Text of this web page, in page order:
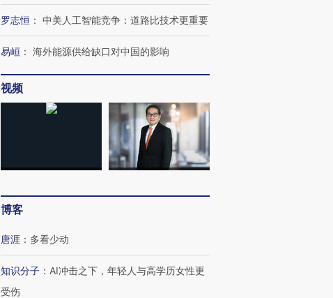
罗志恒 ： 中美人工智能竞争：道路比技术更重要
易峘 ： 海外能源供给缺口对中国的影响
视频
博客
唐涯 ： 多看少动
知识分子 ： AI冲击之下，年轻人与高学历女性更
受伤